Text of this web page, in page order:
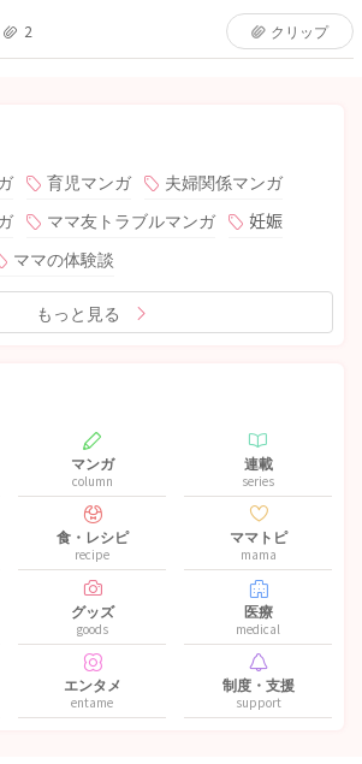
2 クリップ
育児マンガ
夫婦関係マンガ
ママ友トラブルマンガ
妊娠
ママの体験談
もっと見る
マンガ
column
連載
series
食・レシピ
recipe
ママトピ
mama
グッズ
goods
医療
medical
エンタメ
entame
制度・支援
support